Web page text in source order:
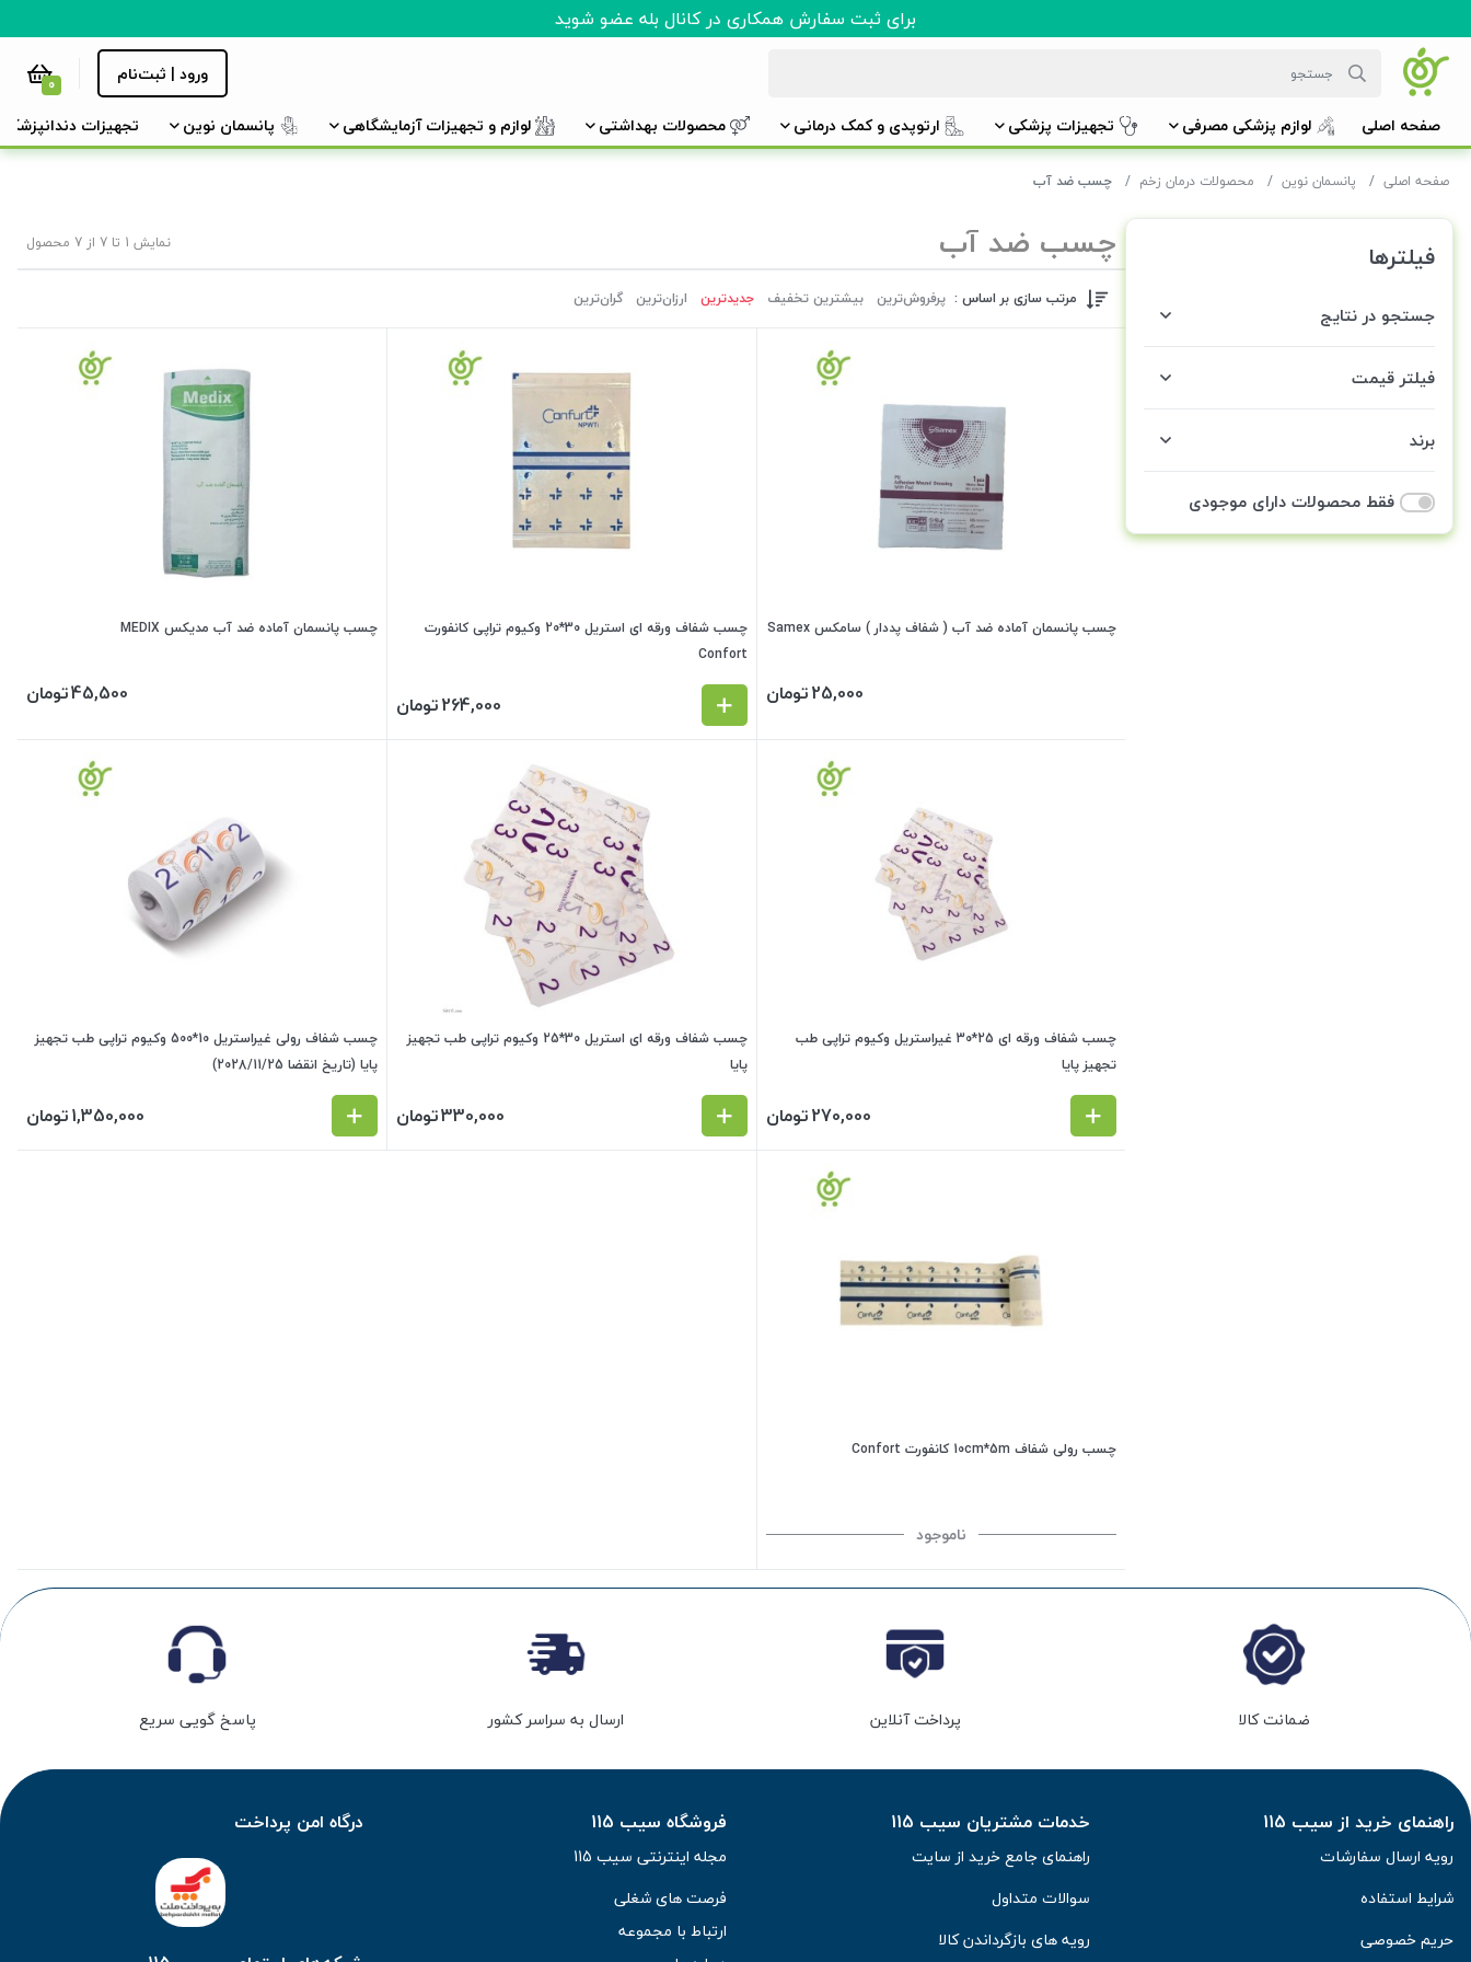
برای ثبت سفارش همکاری در کانال بله عضو شوید
ورود | ثبت‌نام 0
صفحه اصلی لوازم پزشکی مصرفی تجهیزات پزشکی ارتوپدی و کمک درمانی محصولات بهداشتی لوازم و تجهیزات آزمایشگاهی پانسمان نوین تجهیزات دندانپزشکی
صفحه اصلی پانسمان نوین محصولات درمان زخم چسب ضد آب
فیلترها
جستجو در نتایج
فیلتر قیمت
برند
فقط محصولات دارای موجودی
چسب ضد آب نمایش 1 تا 7 از 7 محصول
مرتب سازی بر اساس : پرفروش‌ترین‌ بیشترین تخفیف جدیدترین ارزان‌ترین گران‌ترین
چسب پانسمان آماده ضد آب ( شفاف پددار ) سامکس Samex
25,000تومان
چسب شفاف ورقه ای استریل 30*20 وکیوم تراپی کانفورت
Confort
264,000تومان
چسب پانسمان آماده ضد آب مدیکس MEDIX
45,500تومان
چسب شفاف ورقه ای 25*30 غیراستریل وکیوم تراپی طب
تجهیز پایا
270,000تومان
چسب شفاف ورقه ای استریل 30*25 وکیوم تراپی طب تجهیز
پایا
330,000تومان
چسب شفاف رولی غیراستریل 10*500 وکیوم تراپی طب تجهیز
پایا (تاریخ انقضا 2028/11/25)
1,350,000تومان
چسب رولی شفاف 10cm*5m کانفورت Confort
ناموجود
ضمانت کالا پرداخت آنلاین ارسال به سراسر کشور پاسخ گویی سریع
راهنمای خرید از سیب 115
رویه ارسال سفارشات
شرایط استفاده
حریم خصوصی
خدمات مشتریان سیب 115
راهنمای جامع خرید از سایت
سوالات متداول
رویه های بازگرداندن کالا
فروشگاه سیب 115
مجله اینترنتی سیب 115
فرصت های شغلی
ارتباط با مجموعه
درگاه امن پرداخت